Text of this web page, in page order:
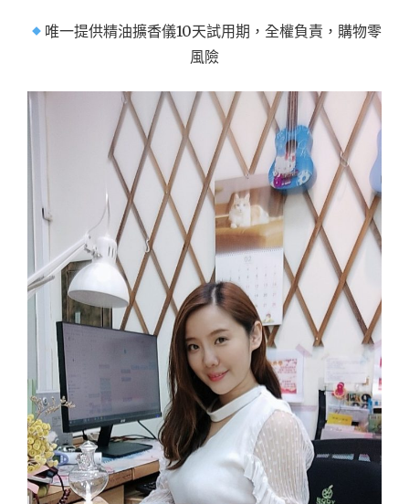
唯一提供精油擴香儀10天試用期，全權負責，購物零
風險